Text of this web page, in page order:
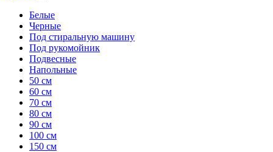
Белые
Черные
Под стиральную машину
Под рукомойник
Подвесные
Напольные
50 см
60 см
70 см
80 см
90 см
100 см
150 см